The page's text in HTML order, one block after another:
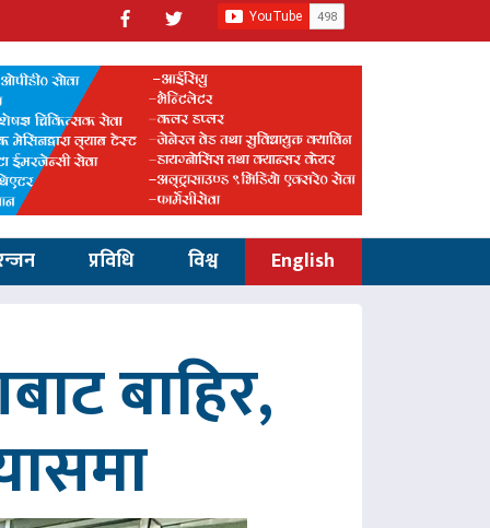
प्रविधि विश्व English
बाहिर,